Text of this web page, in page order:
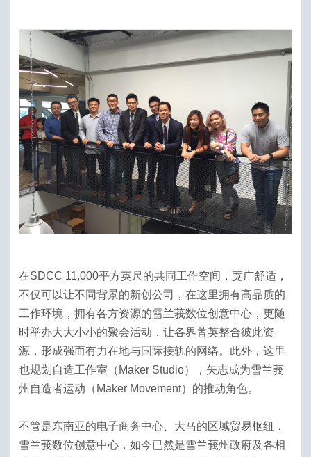
在SDCC 11,000平方英尺的共同工作空间，宽广舒适，
不仅可以让不同背景的新创公司，在这里拥有高品质的
工作环境，拥有各方资源的雪兰莪数位创意中心，更随
时举办大大小小的聚会活动，让各界菁英整合彼此资
源，形成强而有力在地与国际接轨的网络。此外，这里
也规划自造工作室（Maker Studio），矢志成为雪兰莪
州自造者运动（Maker Movement）的推动角色。
不管是东南亚的电子商务中心、大马的区域贸易枢纽，
雪兰莪数位创意中心，如今已然是雪兰莪州政府及各相